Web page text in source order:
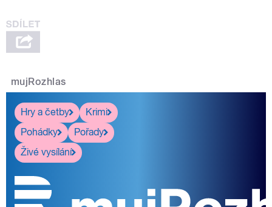
mujRozhlas
Hry a četby
Krimi
Pohádky
Pořady
Živé vysílání